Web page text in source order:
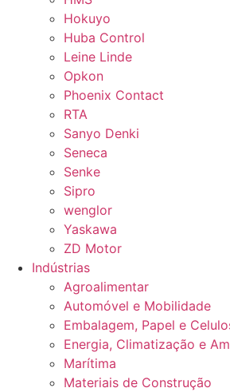
Hokuyo
Huba Control
Leine Linde
Opkon
Phoenix Contact
RTA
Sanyo Denki
Seneca
Senke
Sipro
wenglor
Yaskawa
ZD Motor
Indústrias
Agroalimentar
Automóvel e Mobilidade
Embalagem, Papel e
Energia, Climatização e
Marítima
Materiais de Construção